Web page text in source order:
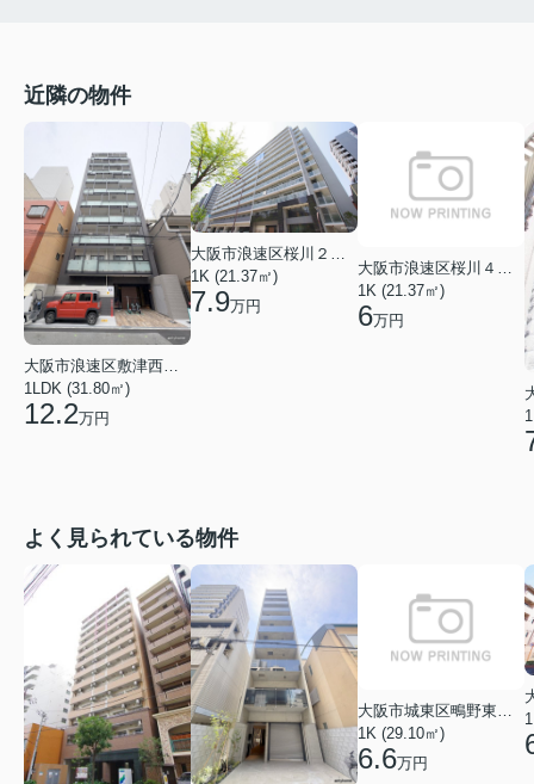
近隣の物件
1LDK (31.80㎡)
12.2万円
大阪市浪速区桜川２丁目
1K (21.37㎡)
7.9万円
大阪市浪速区桜川４丁目
1K (21.37㎡)
6万円
よく見られている物件
大阪市城東区鴫野東３丁目
1K (29.10㎡)
6.6万円